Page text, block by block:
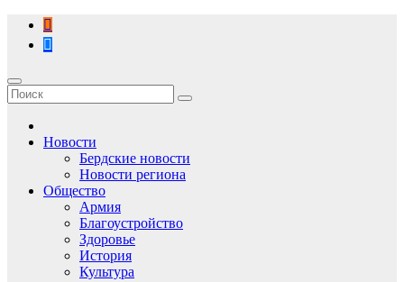
Перейти
содержимому
Новости
Бердские новости
Новости региона
Общество
Армия
Благоустройство
Здоровье
История
Культура